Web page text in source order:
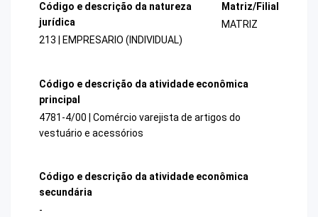
Código e descrição da natureza
jurídica
213 | EMPRESARIO (INDIVIDUAL)
Matriz/Filial
MATRIZ
Código e descrição da atividade econômica
principal
4781-4/00 | Comércio varejista de artigos do
vestuário e acessórios
Código e descrição da atividade econômica
secundária
-